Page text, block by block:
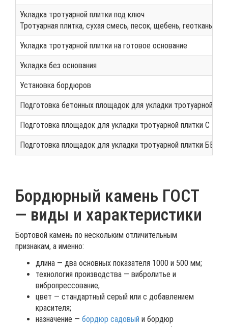
Укладка тротуарной плитки под ключ
Тротуарная плитка, сухая смесь, песок, щебень, геоткань,
Укладка тротуарной плитки на готовое основание
Укладка без основания
Установка бордюров
Подготовка бетонных площадок для укладки тротуарной
Подготовка площадок для укладки тротуарной плитки С
Подготовка площадок для укладки тротуарной плитки БЕЗ
Бордюрный камень ГОСТ
— виды и характеристики
Бортовой камень по нескольким отличительным
признакам, а именно:
длина — два основных показателя 1000 и 500 мм;
технология производства — вибролитье и
вибропрессование;
цвет — стандартный серый или с добавлением
красителя;
назначение — бордюр садовый и бордюр